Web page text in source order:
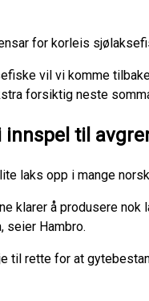
for korleis
vil vi komme
forsiktig neste
til
laks opp i mange
klarer å produsere nok
seier Hambro.
til rette for at